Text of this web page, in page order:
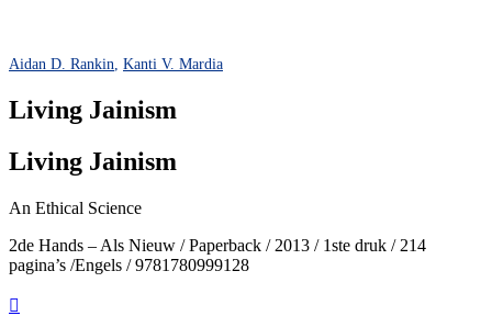
Aidan D. Rankin, Kanti V. Mardia
Living Jainism
Living Jainism
An Ethical Science
2de Hands – Als Nieuw / Paperback / 2013 / 1ste druk / 214
pagina’s /Engels / 9781780999128